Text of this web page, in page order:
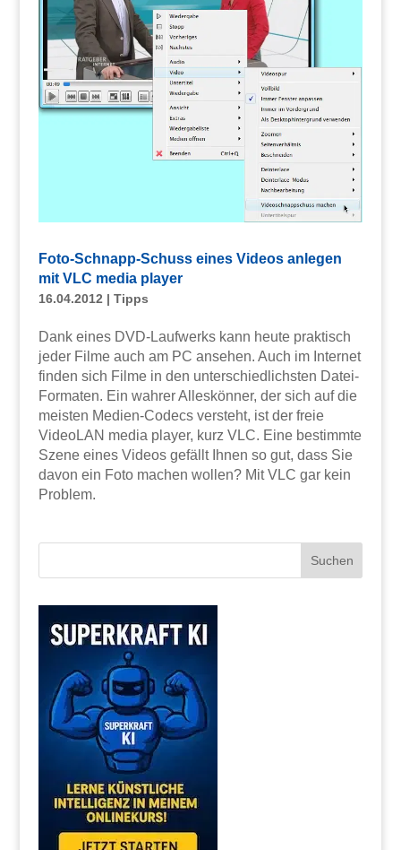
Foto-Schnapp-Schuss eines Videos anlegen
mit VLC media player
16.04.2012| Tipps
Dank eines DVD-Laufwerks kann heute praktisch
jeder Filme auch am PC ansehen. Auch im Internet
finden sich Filme in den unterschiedlichsten Datei-
Formaten. Ein wahrer Alleskönner, der sich auf die
meisten Medien-Codecs versteht, ist der freie
VideoLAN media player, kurz VLC. Eine bestimmte
Szene eines Videos gefällt Ihnen so gut, dass Sie
davon ein Foto machen wollen? Mit VLC gar kein
Problem.